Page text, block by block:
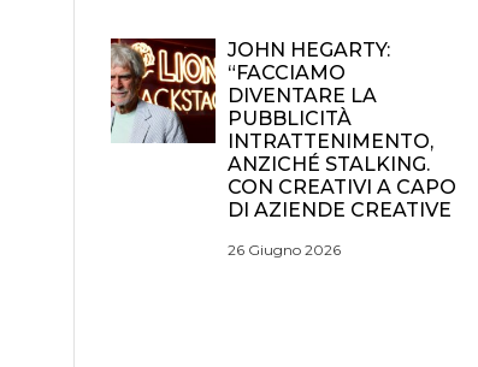
JOHN HEGARTY:
“FACCIAMO
DIVENTARE LA
PUBBLICITÀ
INTRATTENIMENTO,
ANZICHÉ STALKING.
CON CREATIVI A CAPO
DI AZIENDE CREATIVE
26 Giugno 2026